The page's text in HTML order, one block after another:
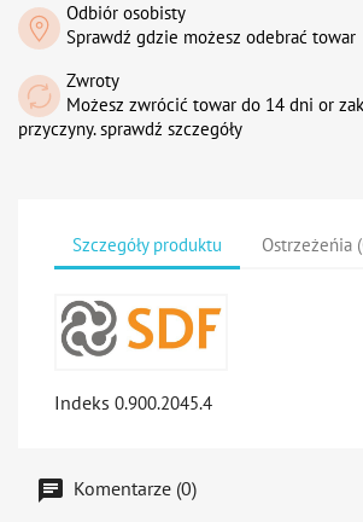
Odbiór osobisty
Sprawdź gdzie możesz odebrać towar
Zwroty
Możesz zwrócić towar do 14 dni or
przyczyny. sprawdź szczegóły
Szczegóły produktu Ostrzeżeńia
Indeks 0.900.2045.4
Komentarze (0)